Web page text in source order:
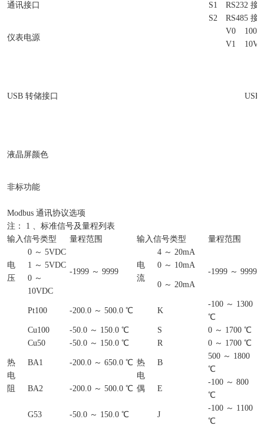
通讯接口
S1
RS232 接
S2
RS485 接
仪表电源
V0
V1
10V
USB 转储接口 USB
液晶屏颜色
非标功能
Modbus 通讯协议选项
注： 1 、标准信号及量程列表
输入信号类型
量程范围 输入信号类型 量程范围
电
压
0 ～ 5VDC
-1999 ～ 9999
电
流
4 ～ 20mA
-1999 ～ 9999
1 ～ 5VDC
0 ～ 10mA
0 ～
10VDC
0 ～ 20mA
热
电
阻
Pt100 -200.0 ～ 500.0 ℃
热
电
偶
K
-100 ～ 1300
℃
Cu100
-50.0 ～ 150.0 ℃ S
0 ～ 1700 ℃
Cu50
-50.0 ～ 150.0 ℃ R 0 ～ 1700 ℃
BA1 -200.0 ～ 650.0 ℃ B
500 ～ 1800
℃
BA2 -200.0 ～ 500.0 ℃ E
-100 ～ 800
℃
G53 -50.0 ～ 150.0 ℃ J
-100 ～ 1100
℃